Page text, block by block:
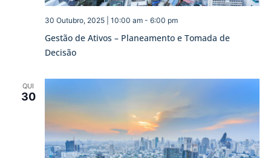
Gestão de Ativos – Planeamento e Tomada de
Decisão
30 Outubro, 2025 | 10:00 am- 6:00 pm
QUI
30